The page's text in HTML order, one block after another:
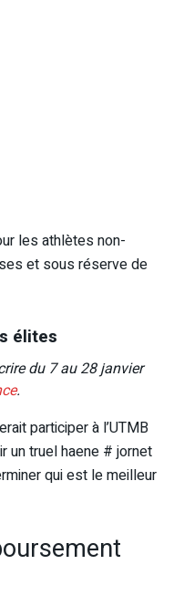
les athlètes non-
et sous réserve de
élites
du 7 au 28 janvier
.
participer à l’UTMB
un truel haene # jornet
qui est le meilleur